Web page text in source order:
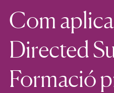
Com
Directed
Formació